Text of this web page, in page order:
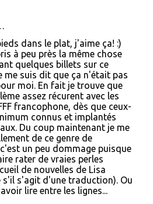
dans le plat, j'aime ça! :)
à peu près la même chose
quelques billets sur ce
me suis dit que ça n'était pas
moi. En fait je trouve que
assez récurent avec les
francophone, dès que ceux-
connus et implantés
Du coup maintenant je me
de ce genre de
un peu dommage puisque
rater de vraies perles
de nouvelles de Lisa
s'il s'agit d'une traduction). Ou
lire entre les lignes...